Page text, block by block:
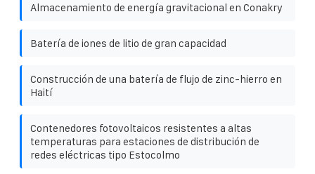
Almacenamiento de energía gravitacional en Conakry
Batería de iones de litio de gran capacidad
Construcción de una batería de flujo de zinc-hierro en
Haití
Contenedores fotovoltaicos resistentes a altas
temperaturas para estaciones de distribución de
redes eléctricas tipo Estocolmo